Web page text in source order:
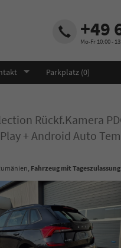
+49
Mo-Fr 10:00 -
Parkplatz (0)
Rückf.Kamera
+ Android Auto
Fahrzeug mit Tageszulassung